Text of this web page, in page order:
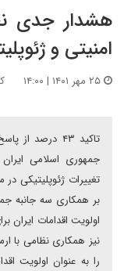
هشدار جدی
امنیتی و
تاکید ۴۳ درصد
جمهوری اسلامی ایران
بر همکاری سه جانبه
اولویت اقدامات ایران
نیز همکاری نظامی با
را به عنوان اولویت